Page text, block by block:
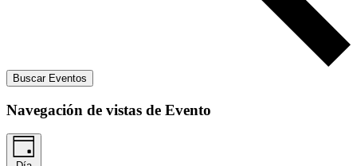
Buscar Eventos
Navegación de vistas de Evento